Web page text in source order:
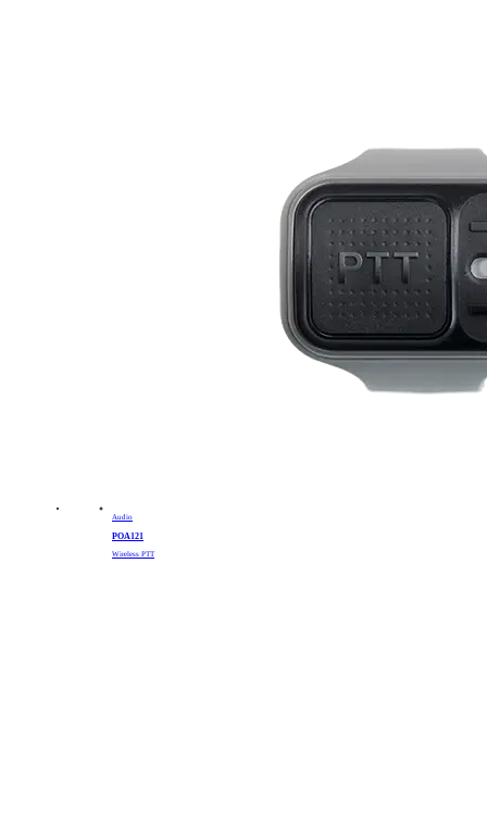
Audio
POA121
Wireless PTT